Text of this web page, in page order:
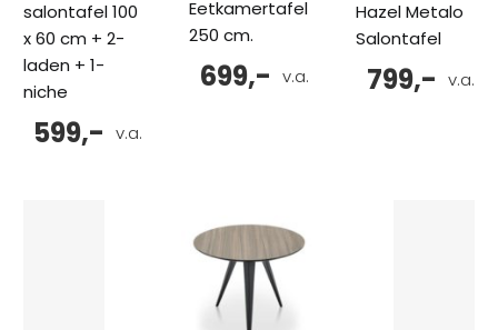
salontafel 100
x 60 cm + 2-
laden + 1-
niche
v.a.
599,-
Eetkamertafel
250 cm.
v.a.
699,-
Hazel Metalo
Salontafel
v.a.
799,-